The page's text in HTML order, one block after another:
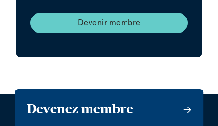
Devenir membre
Devenez membre